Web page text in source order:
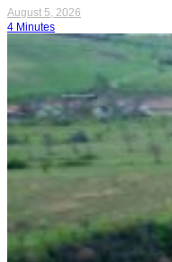
August 5, 2026
4 Minutes